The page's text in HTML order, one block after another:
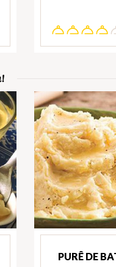
PURÊ DE